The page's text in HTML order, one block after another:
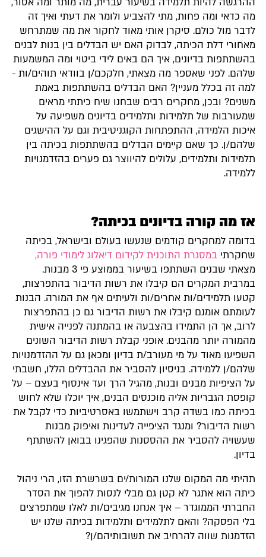
מה כדאי ומה פחות, מתי להצביע ולומר את דעתי ואיך זה
לדבר מול כולם. סיקרן אותי מאוד לחקור את מה שמתרחש
מאחורי דלת הכיתה, לבדוק האם יש הבדלים בין בנות לבנים
בהשתתפות בדיונים, איך הם באים לידי ביטוי ומה המשמעות
שלהם. לפני שאספר מה מצאתי, חלקכם/ן בוודאי תוהים/ות -
למה זה בכלל מעניין? האם הבדלים בהשתתפות באמת
משנים? ובכן, מחקרים רבים שבחנו שיח כיתתי מראים
שמעורבות של תלמידות ותלמידים בדיונים משפיעה על
איכות הלמידה, ההתפתחות הקוגניטיבית וגם על ההישגים
שלהם/ן. כך שאם קיימים הבדלים בהשתתפות בכיתה בין
תלמידות ותלמידים, עלולים להיווצר גם פערים בהזדמנויות
ללמידה.
אז מה קורה בדיונים בכיתה?
בדומה למחקרים קודמים שנעשו בעולם ובישראל, בכיתה
שחקרתי במסגרת התוכנית לקידום דיאלוג לימודי פורה,
מצאתי שבנים השתתפו בשיעור בממוצע פי 3 מבנות.
במרבית המקרים הם קיבלו את רשות הדיבור בהתפרצות,
קטעו תלמידים/ות אחרים/ות ולעיתים אף את המורה. הבנות
לעומתם אומנם קיבלו את רשות הדיבור גם כן בהתפרצות
לרוב, אך הן התמידו בהצבעה או בהמתנה לפנייה אישית
מהמורה יותר מהבנים. אופני קבלת רשות הדיבור השונים
השפיעו מאוד על מי מעורב/ת בדיון ומכאן גם על ההזדמנויות
שלהם/ן ללמידה. בניסיון להסביר את ההבדלים הללו, חשבתי
על הציפיות מבנים ובנות, מהגיל הרך ועד אינסוף בעצם – על
קופסת הגבריות אליה מוכנסים הבנים, איך יוכלו שלא לחוש
בכיתה כמו בשדה קרב וישתמשו באסרטיביות כדי לקבל את
רשות הדיבור? ומנגד הציפייה לעדינות ואיפוק מבנות
שעשויה להסביר את ההססנות שהפגינו בבואן להשתתף
בדיון.
תהיתי מה המקום שלנו המורות/ים בשרשרת הזו, הרי ניהול
כיתה הוא אתגר לא קטן גם מבלי לנסות להפוך את הסדר
החברתי הממוגדר – איך אנחנו מגיבים/ות לאלו שמתפרצים
בלי הפסקה? והאם לתלמידים ותלמידות בכיתה שלנו יש
הזדמנות שווה להרחיב את תשובותיהם/ן?